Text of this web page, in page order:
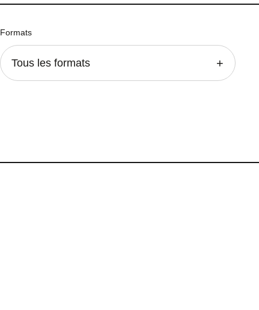
Formats
Tous les formats